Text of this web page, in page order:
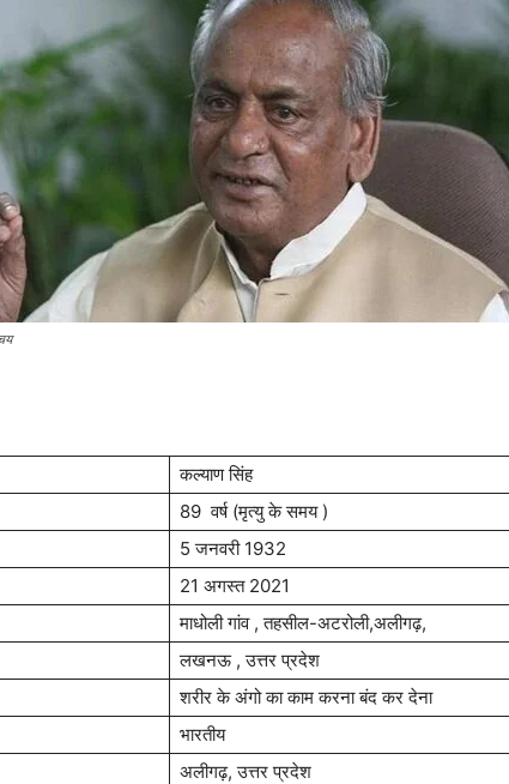
कल्याण सिंह
89 वर्ष (मृत्यु के समय )
5 जनवरी 1932
21 अगस्त 2021
माधोली गांव , तहसील-अटरोली,अलीगढ़,
लखनऊ , उत्तर प्रदेश
शरीर के अंगो का काम करना बंद कर देना
भारतीय
अलीगढ़, उत्तर प्रदेश